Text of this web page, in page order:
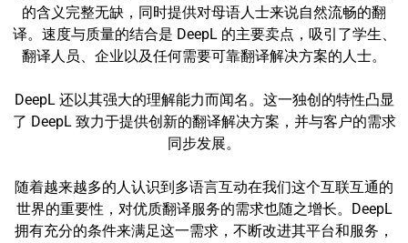
的含义完整无缺，同时提供对母语人士来说自然流畅的翻
译。速度与质量的结合是 DeepL 的主要卖点，吸引了学生、
翻译人员、企业以及任何需要可靠翻译解决方案的人士。
DeepL 还以其强大的理解能力而闻名。这一独创的特性凸显
了 DeepL 致力于提供创新的翻译解决方案，并与客户的需求
同步发展。
随着越来越多的人认识到多语言互动在我们这个互联互通的
世界的重要性，对优质翻译服务的需求也随之增长。DeepL
拥有充分的条件来满足这一需求，不断改进其平台和服务，